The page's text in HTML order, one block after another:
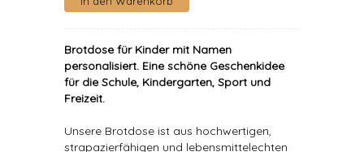
Brotdose für Kinder mit Namen
personalisiert. Eine schöne Geschenkidee
für die Schule, Kindergarten, Sport und
Freizeit.
Unsere Brotdose ist aus hochwertigen,
strapazierfähigen und lebensmittelechten